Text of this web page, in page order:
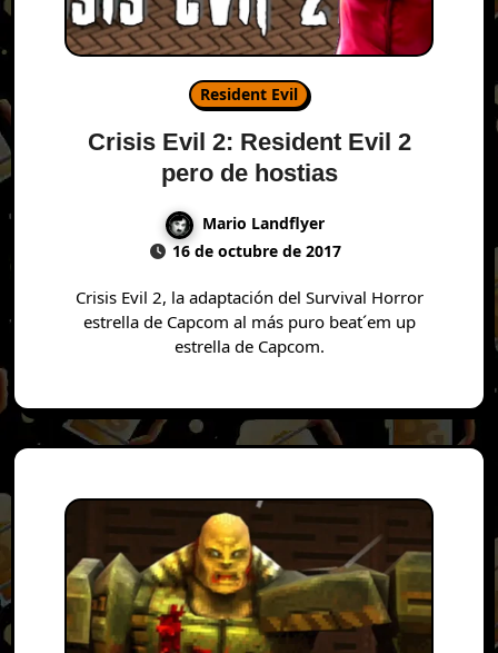
Resident Evil
Crisis Evil 2: Resident Evil 2
pero de hostias
Mario Landflyer
16 de octubre de 2017
Crisis Evil 2, la adaptación del Survival Horror
estrella de Capcom al más puro beat´em up
estrella de Capcom.